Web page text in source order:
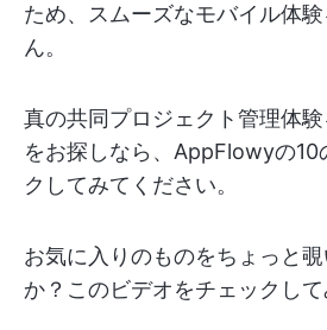
ため、スムーズなモバイル体
ん。
真の共同プロジェクト管理体
をお探しなら、AppFlowyの10
クしてみてください。
お気に入りのものをちょっと
か？このビデオをチェックして